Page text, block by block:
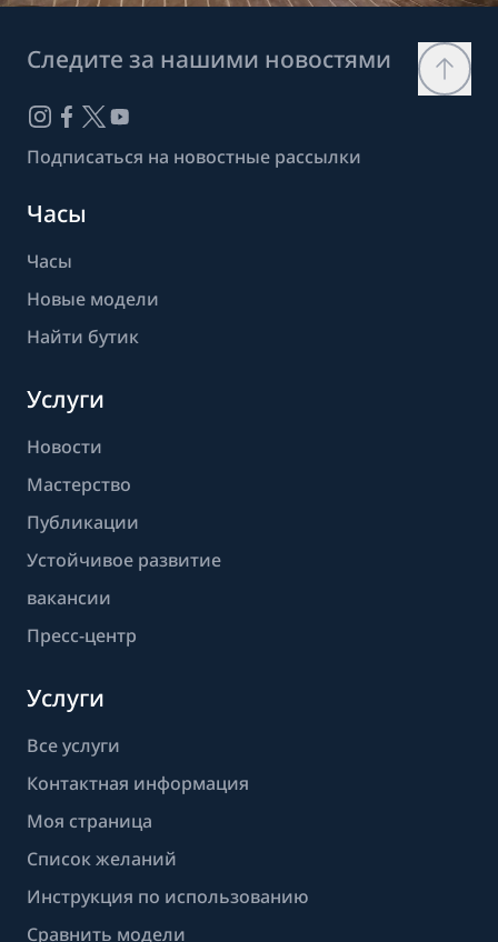
Следите за нашими новостями
Подписаться на новостные рассылки
Часы
Часы
Новые модели
Найти бутик
Услуги
Новости
Мастерство
Публикации
Устойчивое развитие
вакансии
Пресс-центр
Услуги
Все услуги
Контактная информация
Моя страница
Список желаний
Инструкция по использованию
Сравнить модели